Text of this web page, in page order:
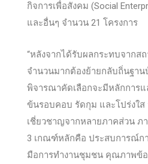
กิจการเพื่อสังคม (Social
และอื่นๆ จำนวน 21 โครงการ
“หลังจากได้รับผลกระทบจาก
จำนวนมากต้องย้ายกลับถิ่นฐา
พิจารณาคัดเลือกจะมีหลักการ
ข้นรอบคอบ รัดกุม และโปร่งใ
เชี่ยวชาญจากหลายภาคส่วน ภ
3 เกณฑ์หลักคือ ประสบการณ์ก
มือการทำงานชุมชน คุณภาพข้อ